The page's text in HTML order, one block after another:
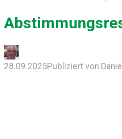
28.09.2025Publiziert von